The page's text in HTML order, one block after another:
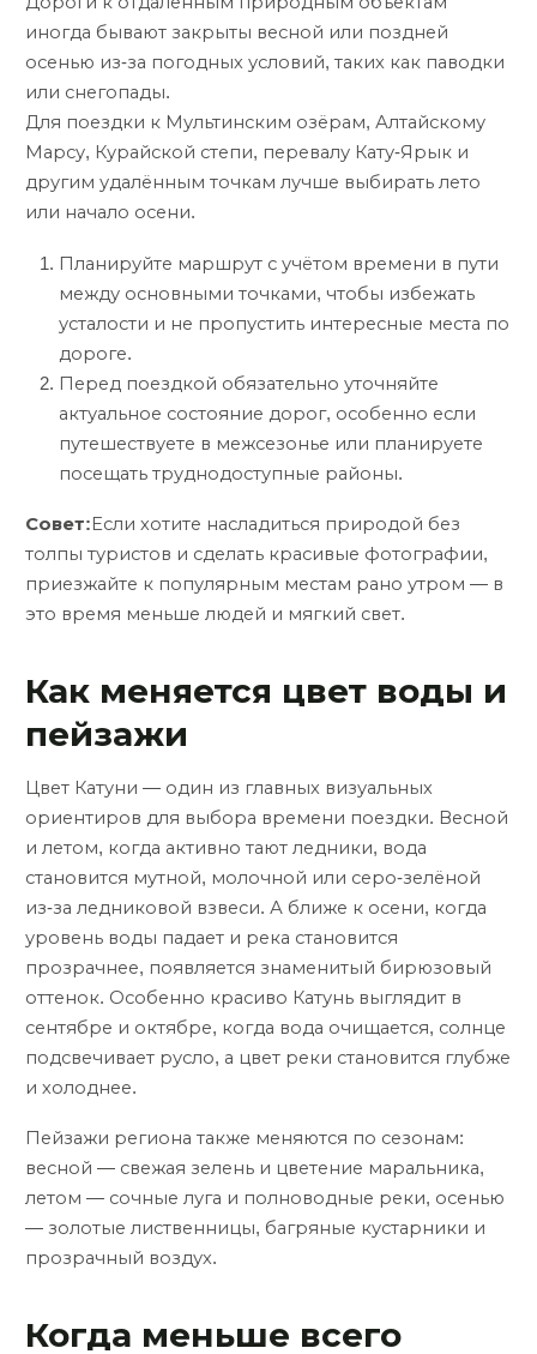
иногда бывают закрыты весной или поздней
осенью из-за погодных условий, таких как паводки
или снегопады.
Для поездки к Мультинским озёрам, Алтайскому
Марсу, Курайской степи, перевалу Кату-Ярык и
другим удалённым точкам лучше выбирать лето
или начало осени.
Планируйте маршрут с учётом времени в пути
между основными точками, чтобы избежать
усталости и не пропустить интересные места по
дороге.
Перед поездкой обязательно уточняйте
актуальное состояние дорог, особенно если
путешествуете в межсезонье или планируете
посещать труднодоступные районы.
Совет: Если хотите насладиться природой без
толпы туристов и сделать красивые фотографии,
приезжайте к популярным местам рано утром — в
это время меньше людей и мягкий свет.
Как меняется цвет воды и
пейзажи
Цвет Катуни — один из главных визуальных
ориентиров для выбора времени поездки. Весной
и летом, когда активно тают ледники, вода
становится мутной, молочной или серо-зелёной
из-за ледниковой взвеси. А ближе к осени, когда
уровень воды падает и река становится
прозрачнее, появляется знаменитый бирюзовый
оттенок. Особенно красиво Катунь выглядит в
сентябре и октябре, когда вода очищается, солнце
подсвечивает русло, а цвет реки становится глубже
и холоднее.
Пейзажи региона также меняются по сезонам:
весной — свежая зелень и цветение маральника,
летом — сочные луга и полноводные реки, осенью
— золотые лиственницы, багряные кустарники и
прозрачный воздух.
Когда меньше всего